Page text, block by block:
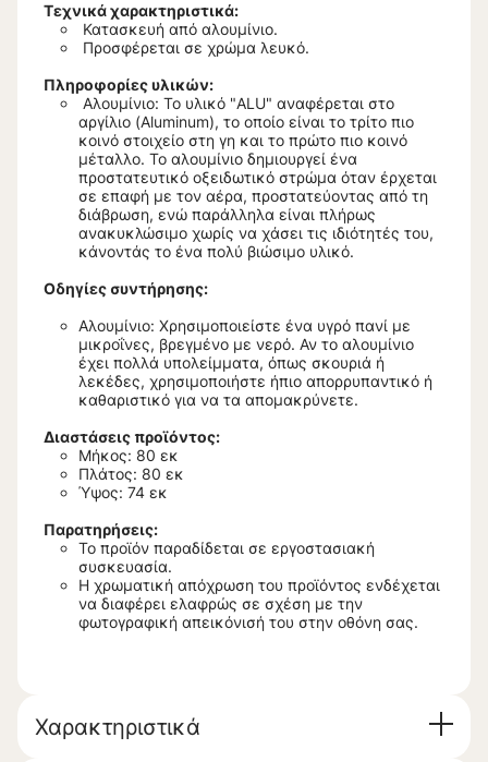
Τεχνικά χαρακτηριστικά:
Κατασκευή από αλουμίνιο.
Προσφέρεται σε χρώμα λευκό.
Πληροφορίες υλικών:
Αλουμίνιο: Το υλικό "ALU" αναφέρεται στο
αργίλιο (Aluminum), το οποίο είναι το τρίτο πιο
κοινό στοιχείο στη γη και το πρώτο πιο κοινό
μέταλλο. Το αλουμίνιο δημιουργεί ένα
προστατευτικό οξειδωτικό στρώμα όταν έρχεται
σε επαφή με τον αέρα, προστατεύοντας από τη
διάβρωση, ενώ παράλληλα είναι πλήρως
ανακυκλώσιμο χωρίς να χάσει τις ιδιότητές του,
κάνοντάς το ένα πολύ βιώσιμο υλικό.
Οδηγίες συντήρησης:
Αλουμίνιο: Χρησιμοποιείστε ένα υγρό πανί με
μικροΐνες, βρεγμένο με νερό. Αν το αλουμίνιο
έχει πολλά υπολείμματα, όπως σκουριά ή
λεκέδες, χρησιμοποιήστε ήπιο απορρυπαντικό ή
καθαριστικό για να τα απομακρύνετε.
Διαστάσεις προϊόντος:
Μήκος: 80 εκ
Πλάτος: 80 εκ
Ύψος: 74 εκ
Παρατηρήσεις:
Το προϊόν παραδίδεται σε εργοστασιακή
συσκευασία.
Η χρωματική απόχρωση του προϊόντος ενδέχεται
να διαφέρει ελαφρώς σε σχέση με την
φωτογραφική απεικόνισή του στην οθόνη σας.
Χαρακτηριστικά